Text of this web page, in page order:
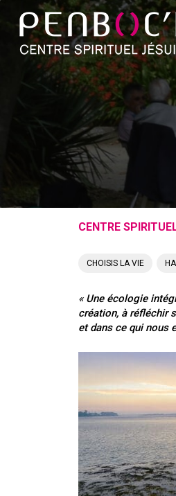
CENTRE
CHOISIS LA VIE
« Une écologie
création, à réfléchir
et dans ce qui nous